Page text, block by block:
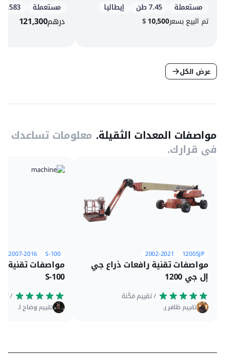
مستعملة 7.45 طن
إيطاليا
تم البيع بسعر
$10,500
مستعملة 4,583 س
درهم121,300
عرض الكل
مواصفات المعدات الثقيلة. معلومات تساعدك
في قرارك.
1200SJP
2002-2021
مواصفات تقنية رافعات ذراع جي
إل جي 1200
تقييمظافر ر.
S-100
2007-2016
مواصفات تقنية
S-100
تقييموضاح ا.